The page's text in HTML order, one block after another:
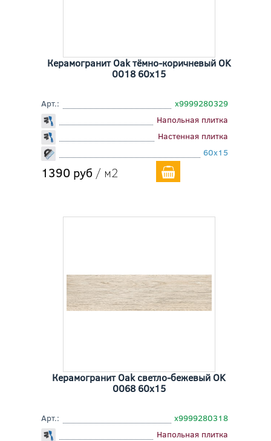
Керамогранит Oak тёмно-коричневый OK
0018 60x15
Арт.:
х9999280329
Напольная плитка
Настенная плитка
60x15
1390 руб / м2
Керамогранит Oak светло-бежевый OK
0068 60x15
Арт.:
х9999280318
Напольная плитка